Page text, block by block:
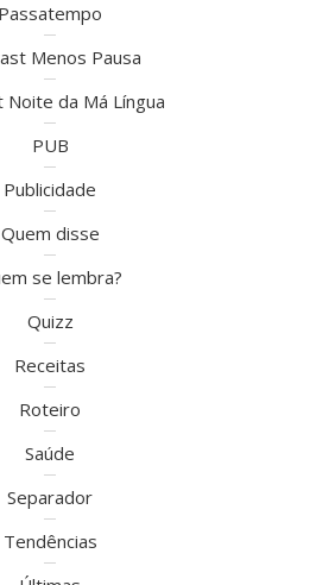
Passatempo
Menos Pausa
Noite da Má Língua
PUB
Publicidade
Quem disse
se lembra?
Quizz
Receitas
Roteiro
Saúde
Separador
Tendências